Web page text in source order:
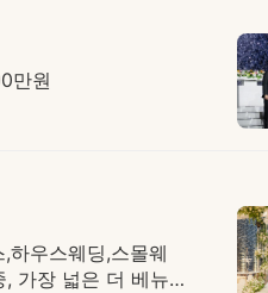
만원
우스웨딩,스몰웨
가장 넓은 더 베뉴지